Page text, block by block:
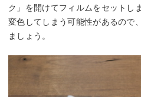
ク」を開けてフィルムをセットし
変色してしまう可能性があるので
ましょう。